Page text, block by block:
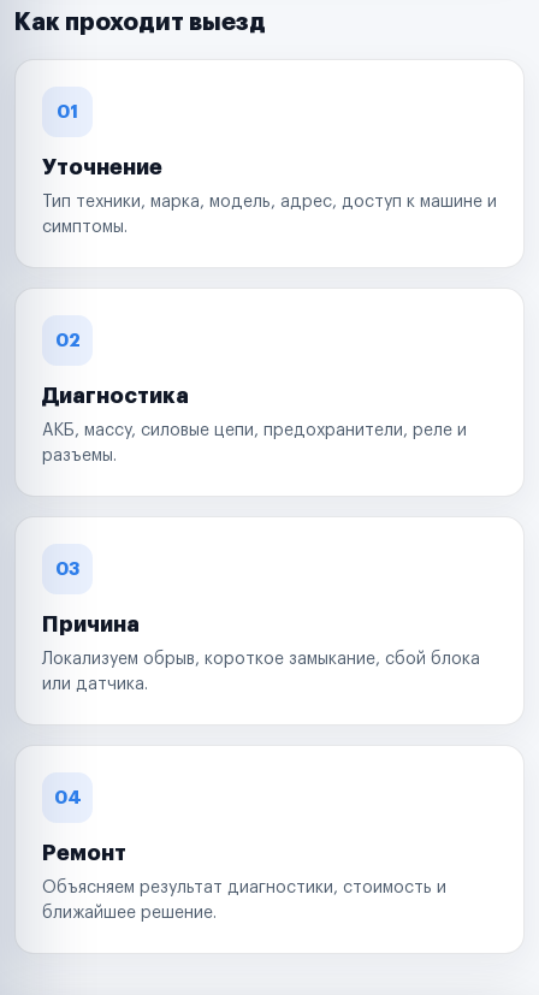
Как проходит выезд
01
Уточнение
Тип техники, марка, модель, адрес, доступ к машине и
симптомы.
02
Диагностика
АКБ, массу, силовые цепи, предохранители, реле и
разъемы.
03
Причина
Локализуем обрыв, короткое замыкание, сбой блока
или датчика.
04
Ремонт
Объясняем результат диагностики, стоимость и
ближайшее решение.